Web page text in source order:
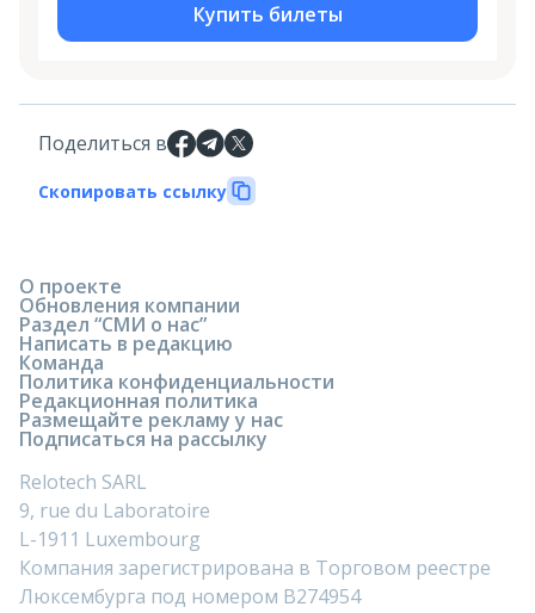
Купить билеты
Поделиться в
Скопировать ссылку
О проекте
Обновления компании
Раздел “СМИ о нас”
Написать в редакцию
Команда
Политика конфиденциальности
Редакционная политика
Размещайте рекламу у нас
Подписаться на рассылку
Relotech SARL
9, rue du Laboratoire
L-1911 Luxembourg
Компания зарегистрирована в Торговом реестре
Люксембурга под номером B274954